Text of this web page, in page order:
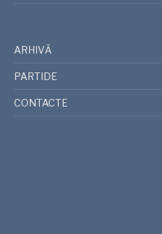
ARHIVĂ
PARTIDE
CONTACTE